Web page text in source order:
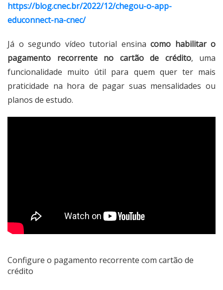
https://blog.cnec.br/2022/12/chegou-o-app-
educonnect-na-cnec/
Já o segundo vídeo tutorial ensina como habilitar o
pagamento recorrente no cartão de crédito, uma
funcionalidade muito útil para quem quer ter mais
praticidade na hora de pagar suas mensalidades ou
planos de estudo.
Configure o pagamento recorrente com cartão de
crédito